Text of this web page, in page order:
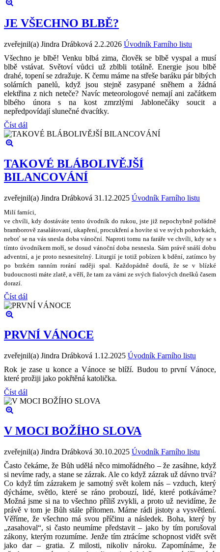
JE VŠECHNO BLBĚ?
zveřejnil(a) Jindra Drábková 2.2.2026 Úvodník Farního listu
Všechno je blbě! Venku blbá zima, člověk se blbě vyspal a musí
blbě vstávat. Světoví vůdci už zblbli totálně. Energie jsou blbě
drahé, topení se zdražuje. K čemu máme na střeše baráku pár blbých
solárních panelů, když jsou stejně zasypané sněhem a žádná
elektřina z nich neteče? Navíc meteorologové nemají ani začátkem
blbého února s na kost zmrzlými Jablonečáky soucit a
nepředpovídají slunečné dvacítky.
Číst dál
TAKOVÉ BLÁBOLIVĚJŠÍ
BILANCOVÁNÍ
zveřejnil(a) Jindra Drábková 31.12.2025 Úvodník Farního listu
Milí farníci,
ve chvíli, kdy dostáváte tento úvodník do rukou, jste již nepochybně pořádně
bramborově zasalátovaní, ukapření, procukření a hovíte si ve svých pohovkách,
neboť se na vás snesla doba vánoční. Naproti tomu na faráře ve chvíli, kdy se s
tímto úvodníkem moří, se dosud vánoční doba nesnesla. Sám právěsnáší dobu
adventní, a je proto nesnesitelný . Liturgií je totiž pobízen k bdění, zatímco by
po brzkém ranním rorání raději spal. Každopádně doufá, že se v blízké
budoucnosti máte zlatě , a věří,že tam za vámi ze svých fialových dnešků časem
dorazí.
Číst dál
PRVNÍ VÁNOCE
zveřejnil(a) Jindra Drábková 1.12.2025 Úvodník Farního listu
Rok je zase u konce a Vánoce se blíží. Budou to první Vánoce,
které prožiji jako pokřtěná katolička.
Číst dál
V MOCI BOŽÍHO SLOVA
zveřejnil(a) Jindra Drábková 30.10.2025 Úvodník Farního listu
Často čekáme, že Bůh udělá něco mimořádného – že zasáhne, když
si nevíme rady, a stane se zázrak. Ale co když zázrak už dávno trvá?
Co když tím zázrakem je samotný svět kolem nás – vzduch, který
dýcháme, světlo, které se ráno probouzí, lidé, které potkáváme?
Možná jsme si na to všechno příliš zvykli, a proto už nevidíme, že
právě v tom je Bůh stále přítomen. Máme rádi jistoty a vysvětlení.
Věříme, že všechno má svou příčinu a následek. Boha, který by
„zasahoval“, si často neumíme představit – jako by tím porušoval
zákony, kterým rozumíme. Jenže tím ztrácíme schopnost vidět svět
jako dar – gratia. Z milosti, nikoliv nároku. Zapomínáme, že